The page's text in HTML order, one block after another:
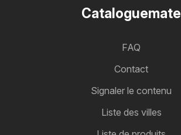
Cataloguemate
FAQ
Contact
Signaler le contenu
Liste des villes